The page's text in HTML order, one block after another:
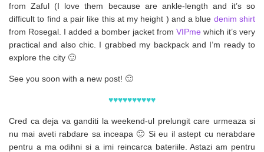
from Zaful (I love them because are ankle-length and it’s so
difficult to find a pair like this at my height ) and a blue denim shirt
from Rosegal. I added a bomber jacket from VIPme which it’s very
practical and also chic. I grabbed my backpack and I’m ready to
explore the city 🙂
See you soon with a new post! 🙂
♥♥♥♥♥♥♥♥♥♥
Cred ca deja va ganditi la weekend-ul prelungit care urmeaza si
nu mai aveti rabdare sa inceapa 🙂 Si eu il astept cu nerabdare
pentru a ma odihni si a imi reincarca bateriile. Astazi am pentru